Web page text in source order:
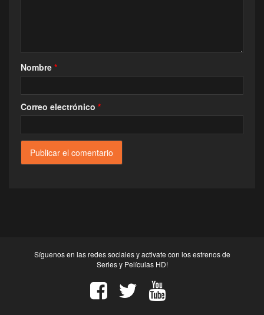
Nombre *
Correo electrónico *
Síguenos en las redes sociales y activate con los estrenos de
Series y Películas HD!